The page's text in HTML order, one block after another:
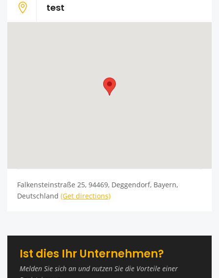
test
Falkensteinstraße 25, 94469, Deggendorf, Bayern,
Deutschland (Get directions)
Ist dies Ihr Unternehmen?
Melden Sie sich an und nutzen Sie die Vorteile einer